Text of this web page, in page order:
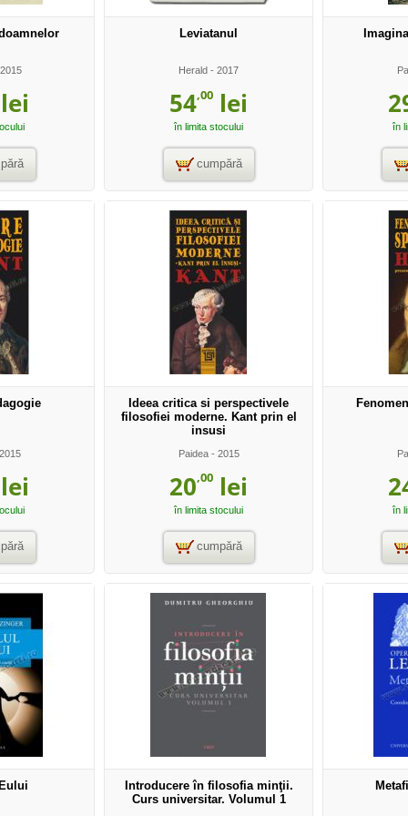
Leviatanul
Herald - 2017
54,00 lei
în limita stocului
cumpără
în
Ideea critica si perspectivele
filosofiei moderne. Kant prin el
insusi
Paidea- 2015
20,00 lei
în limita stocului
cumpără
în
Introducere în filosofia minţii.
Curs universitar. Volumul 1